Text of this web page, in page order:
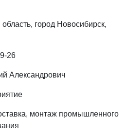
город Новосибирск,
26
Александрович
монтаж промышленного